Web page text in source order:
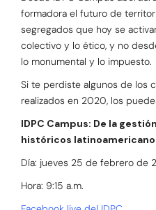
formadora el futuro de
segregados que hoy se
colectivo y lo ético, y no
lo monumental y lo impuesto.
Si te perdiste algunos de los
realizados en 2020, los
IDPC Campus: De la
históricos
Día: jueves 25 de febrero de
Hora: 9:15 a.m.